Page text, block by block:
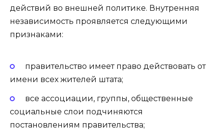
действий во внешней политике. Внутренняя
независимость проявляется следующими
признаками:
правительство имеет право действовать от
имени всех жителей штата;
все ассоциации, группы, общественные
социальные слои подчиняются
постановлениям правительства;